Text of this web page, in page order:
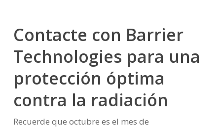
Contacte con Barrier
Technologies para una
protección óptima
contra la radiación
Recuerde que octubre es el mes de